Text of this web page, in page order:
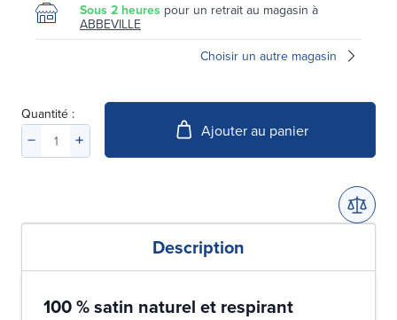
Sous 2 heures pour un retrait au magasin à
ABBEVILLE
Choisir un autre magasin
Quantité :
Ajouter au panier
Description
100 % satin naturel et respirant